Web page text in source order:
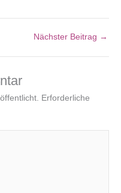
Nächster Beitrag →
Erforderliche